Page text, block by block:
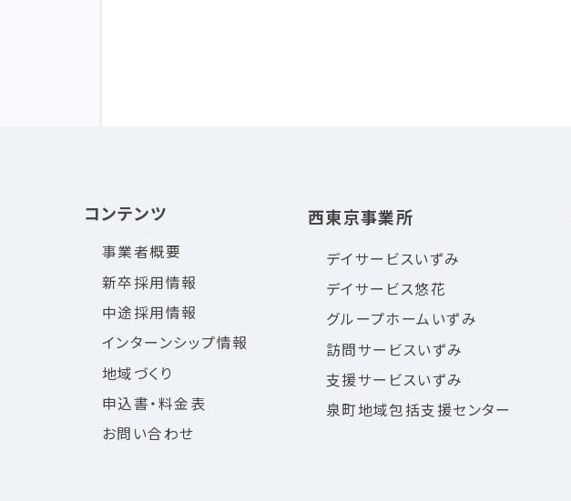
コンテンツ
事業者概要
新卒採用情報
中途採用情報
インターンシップ情報
地域づくり
申込書・料金表
お問い合わせ
西東京事業所
デイサービスいずみ
デイサービス悠花
グループホームいずみ
訪問サービスいずみ
支援サービスいずみ
泉町地域包括支援センター